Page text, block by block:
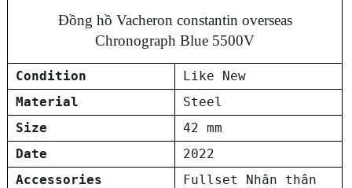
Đồng hồ Vacheron constantin overseas
Chronograph Blue 5500V
Condition
Like New
Material
Steel
Size
42 mm
Date
2022
Accessories
Fullset Nhân thân